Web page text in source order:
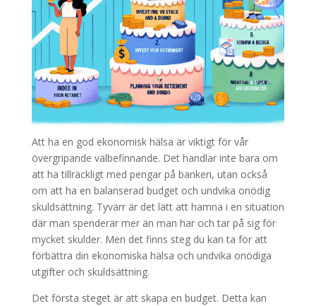
Att ha en god ekonomisk hälsa är viktigt för vår
övergripande välbefinnande. Det handlar inte bara om
att ha tillräckligt med pengar på banken, utan också
om att ha en balanserad budget och undvika onödig
skuldsättning. Tyvärr är det lätt att hamna i en situation
där man spenderar mer än man har och tar på sig för
mycket skulder. Men det finns steg du kan ta för att
förbättra din ekonomiska hälsa och undvika onödiga
utgifter och skuldsättning.
Det första steget är att skapa en budget. Detta kan